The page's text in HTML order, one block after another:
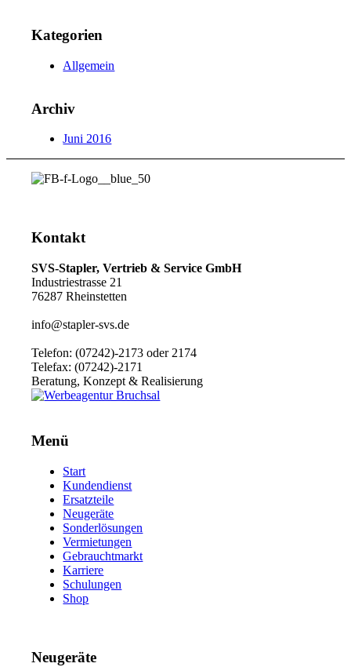
Kategorien
Allgemein
Archiv
Juni 2016
Kontakt
SVS-Stapler, Vertrieb & Service GmbH
Industriestrasse 21
76287 Rheinstetten
info@stapler-svs.de
Telefon: (07242)-2173 oder 2174
Telefax: (07242)-2171
Beratung, Konzept & Realisierung
Menü
Start
Kundendienst
Ersatzteile
Neugeräte
Sonderlösungen
Vermietungen
Gebrauchtmarkt
Karriere
Schulungen
Shop
Neugeräte